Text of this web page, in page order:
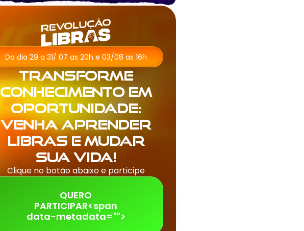
Do dia 29 a 31/ 07 as 20h e 03/08 as 16h
Transforme
conhecimento em
oportunidade:
venha aprender
Libras e mudar
sua vida!
Clique no botão abaixo e participe
QUERO
PARTICIPAR<span
data-metadata="">